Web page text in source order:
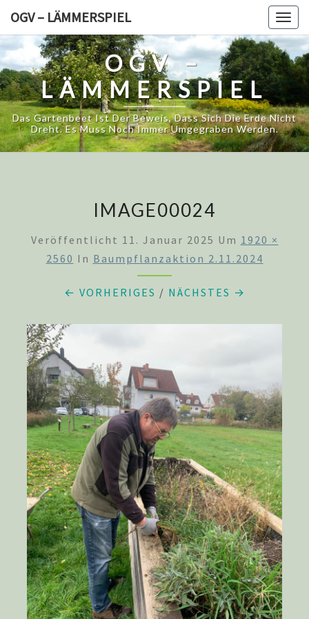
content
OGV – LÄMMERSPIEL
OGV –
LÄMMERSPIEL
Das Gartenbeet Ist Der Beweis, Dass Sich Die Erde Nicht
Dreht. Es Muss Noch Immer Umgegraben Werden.
IMAGE00024
Veröffentlicht 11. Januar 2025 Um 1920 ×
2560 In Baumpflanzaktion 2.11.2024
← VORHERIGES / NÄCHSTES →